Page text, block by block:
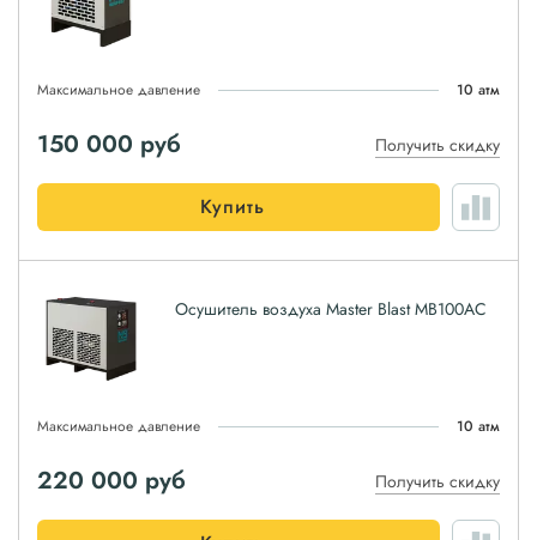
Максимальное давление 10 атм
150 000 руб Получить скидку
Купить
Осушитель воздуха Master Blast MB100AC
Максимальное давление 10 атм
220 000 руб Получить скидку